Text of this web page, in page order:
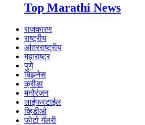
Top Marathi News
राजकारण
राष्ट्रीय
आंतरराष्ट्रीय
महाराष्ट्र
पुणे
बिझनेस
क्रीडा
मनोरंजन
लाईफस्टाईल
व्हिडीओ
फोटो गॅलरी